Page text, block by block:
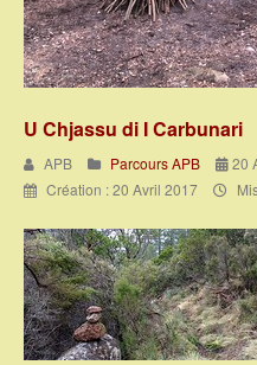
U Chjassu di I Carbunari
APB Parcours APB
20
Création : 20 Avril 2017